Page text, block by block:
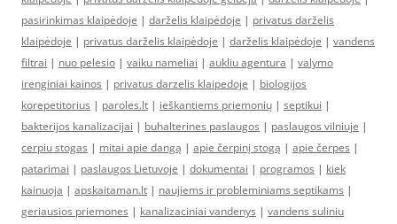
pasirinkimas klaipėdoje | darželis klaipėdoje | privatus darželis
klaipėdoje | privatus darželis klaipėdoje | darželis klaipėdoje | vandens
filtrai | nuo pelesio | vaiku nameliai | aukliu agentura | valymo
irenginiai kainos | privatus darzelis klaipedoje | biologijos
korepetitorius | paroles.lt | ieškantiems priemonių | septikui |
bakterijos kanalizacijai | buhalterines paslaugos | paslaugos vilniuje |
cerpiu stogas | mitai apie dangą | apie čerpinį stogą | apie čerpes |
patarimai | paslaugos Lietuvoje | dokumentai | programos | kiek
kainuoja | apskaitaman.lt | naujiems ir probleminiams septikams |
geriausios priemones | kanalizaciniai vandenys | vandens suliniu